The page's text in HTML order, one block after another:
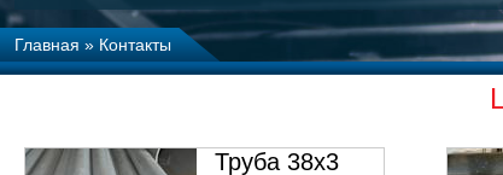
Главная»Контакты
Труба 38х3